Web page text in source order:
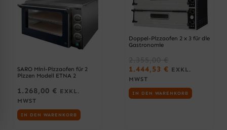
SARO Mini-Pizzaofen für 2
Pizzen Modell ETNA 2
1.268,00 € EXKL.
MWST
IN DEN WARENKORB
Doppel-Pizzaofen 2 x 3 für die
Gastronomie
R
P
R
1.444,53 € K
U
E
EXKL.
MWST
IN DEN WARENKORB